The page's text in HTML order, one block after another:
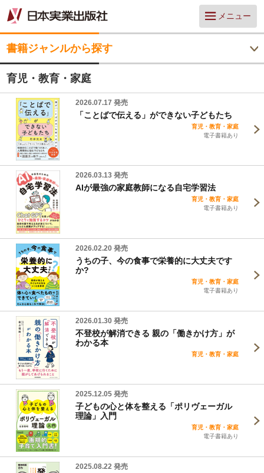
メニュー
書籍ジャンルから探す
育児・教育・家庭
2026.07.17 発売
「ことばで伝える」ができない子どもたち
育児・教育・家庭
電子書籍あり
2026.03.13 発売
AIが最強の家庭教師になる自宅学習法
育児・教育・家庭
電子書籍あり
2026.02.20 発売
うちの子、今の食事で栄養的に大丈夫です
か?
育児・教育・家庭
電子書籍あり
2026.01.30 発売
不登校が解消できる 親の「働きかけ方」が
わかる本
育児・教育・家庭
2025.12.05 発売
子どもの心と体を整える「ポリヴェーガル
理論」入門
育児・教育・家庭
電子書籍あり
2025.08.22 発売